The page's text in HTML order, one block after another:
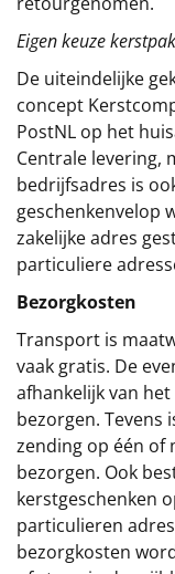
Eigen keuze
De uiteindelijke
concept
PostNL op het
Centrale levering,
bedrijfsadres is
geschenkenvelop
zakelijke adres
particuliere
Bezorgkosten
Transport is
vaak gratis. De
afhankelijk van
bezorgen. Tevens
zending op één of
bezorgen. Ook
kerstgeschenken
particulieren
bezorgkosten